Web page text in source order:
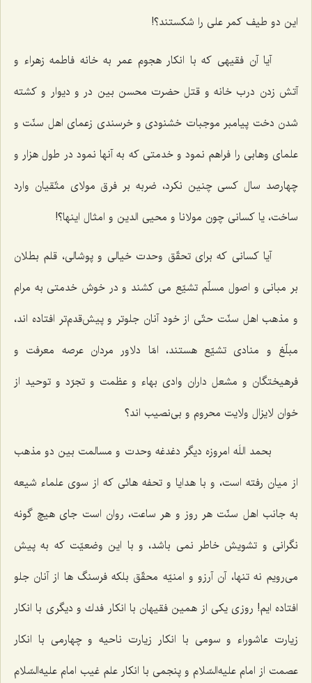
اين دو طيف كمر على را شكستند؟!
آيا آن فقيهى كه با انكار هجوم عمر به خانه فاطمه زهراء و
آتش زدن درب خانه و قتل حضرت محسن بين در و ديوار و كشته
شدن دخت پيامبر موجبات خشنودى و خرسندى زعماى اهل سنّت و
علماى وهابى را فراهم نمود و خدمتى كه به آنها نمود در طول هزار و
چهارصد سال كسى چنين نكرد، ضربه بر فرق مولاى متّقيان وارد
ساخت، يا كسانى چون مولانا و محيى الدين و امثال اينها؟!
آيا كسانى كه براى تحقّق وحدت خيالى و پوشالى، قلم بطلان
بر مبانى و اصول مسلّم تشيّع مى ‌كشند و در خوش خدمتى به مرام
و مذهب اهل سنّت حتّى از خود آنان جلوتر و پيش‌قدم‌تر افتاده ‌اند،
مبلّغ و منادى تشيّع هستند، امّا دلاور مردان عرصه معرفت و
فرهيختگان و مشعل داران وادى بهاء و عظمت و تجرّد و توحيد از
خوان لايزال ولايت محروم و بى‌نصيب ‌اند؟
بحمد اللَه امروزه ديگر دغدغه وحدت و مسالمت بين دو مذهب
از ميان رفته است، و با هدايا و تحفه‌ هائى كه از سوى علماء شيعه
به جانب اهل سنّت هر روز و هر ساعت، روان است جاى هيچ گونه
نگرانى و تشويش خاطر نمى ‌باشد، و با اين وضعيّت كه به پيش
مى‌رويم نه تنها، آن آرزو و امنيّه محقّق بلكه فرسنگ ‌ها از آنان جلو
افتاده‌ ايم! روزى يكى از همين فقيهان با انكار فدك و ديگرى با انكار
زيارت عاشوراء و سومى با انكار زيارت ناحيه و چهارمى با انكار
عصمت از امام عليه‌السّلام و پنجمى با انكار علم غيب امام عليه‌السّلام